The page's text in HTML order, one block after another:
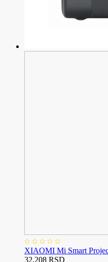
XIAOMI Mi Smart
32.208 RSD